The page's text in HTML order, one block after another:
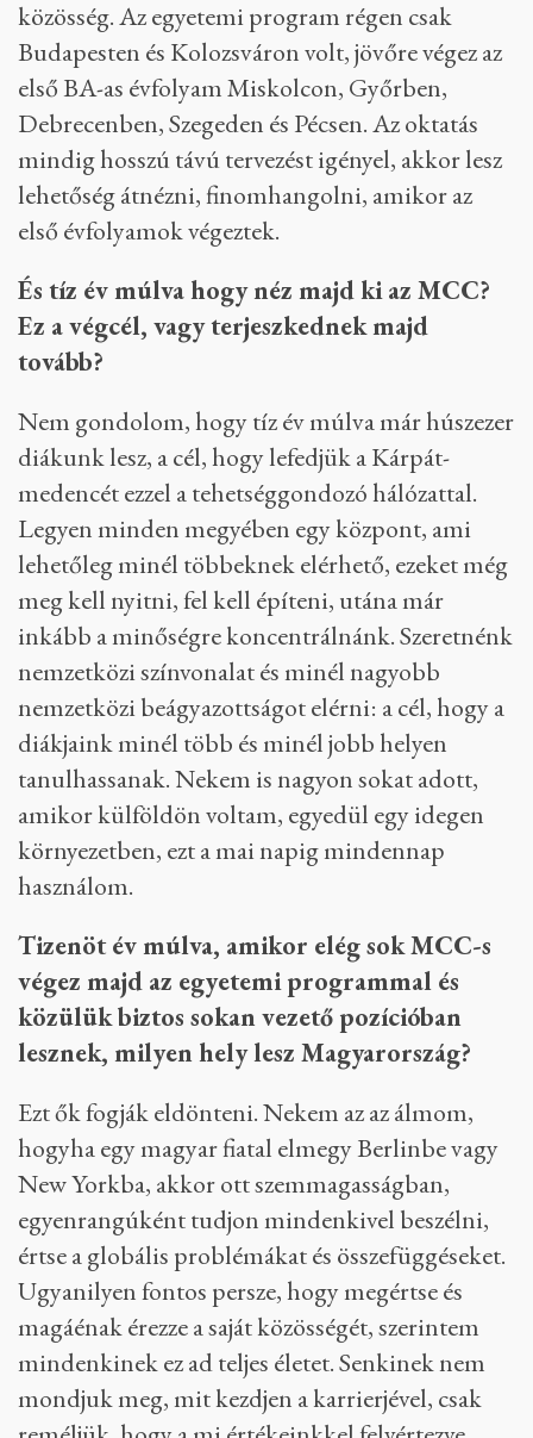
Felmenő rendszerben nő a diákok száma. Az
általános iskola felső tagozatos programban
helyszínenként négy évfolyam van,
évfolyamonként húsz-huszonöt diák, ha ezt
felszorozzuk a helyszínek számával, akkor egy jól
tervezhető szám jön ki. A középiskolás program
is folyamatosan bővül, nagyon fontos, hogy
most már a vidéki központokban is össze tud
jönni negyven-ötven fiatal, és ki tud alakulni egy
közösség. Az egyetemi program régen csak
első BA-as évfolyam Miskolcon, Győrben,
Debrecenben, Szegeden és Pécsen. Az oktatás
mindig hosszú távú tervezést igényel, akkor lesz
lehetőség átnézni, finomhangolni, amikor az
első évfolyamok végeztek.
És tíz év múlva hogy néz majd ki az MCC?
Ez a végcél, vagy terjeszkednek majd
tovább?
Nem gondolom, hogy tíz év múlva már húszezer
diákunk lesz, a cél, hogy lefedjük a Kárpát-
medencét ezzel a tehetséggondozó hálózattal.
Legyen minden megyében egy központ, ami
lehetőleg minél többeknek elérhető, ezeket még
meg kell nyitni, fel kell építeni, utána már
inkább a minőségre koncentrálnánk. Szeretnénk
nemzetközi színvonalat és minél nagyobb
nemzetközi beágyazottságot elérni: a cél, hogy a
diákjaink minél több és minél jobb helyen
tanulhassanak. Nekem is nagyon sokat adott,
amikor külföldön voltam, egyedül egy idegen
környezetben, ezt a mai napig mindennap
használom.
Tizenöt év múlva, amikor elég sok MCC-s
végez majd az egyetemi programmal és
közülük biztos sokan vezető pozícióban
lesznek, milyen hely lesz Magyarország?